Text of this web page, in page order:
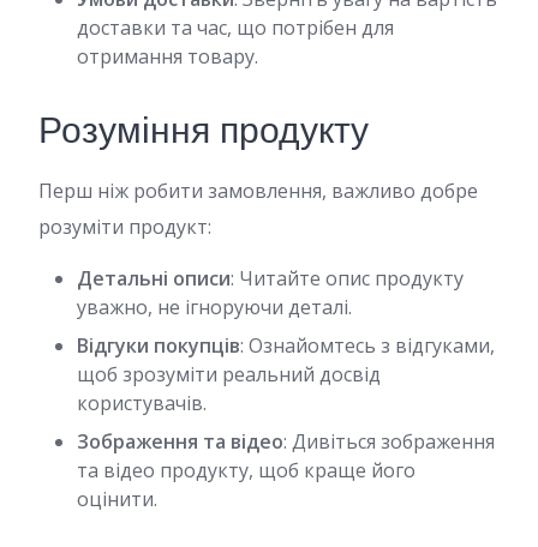
доставки та час, що потрібен для
отримання товару.
Розуміння продукту
Перш ніж робити замовлення, важливо добре
розуміти продукт:
Детальні описи: Читайте опис продукту
уважно, не ігноруючи деталі.
Відгуки покупців: Ознайомтесь з відгуками,
щоб зрозуміти реальний досвід
користувачів.
Зображення та відео: Дивіться зображення
та відео продукту, щоб краще його
оцінити.